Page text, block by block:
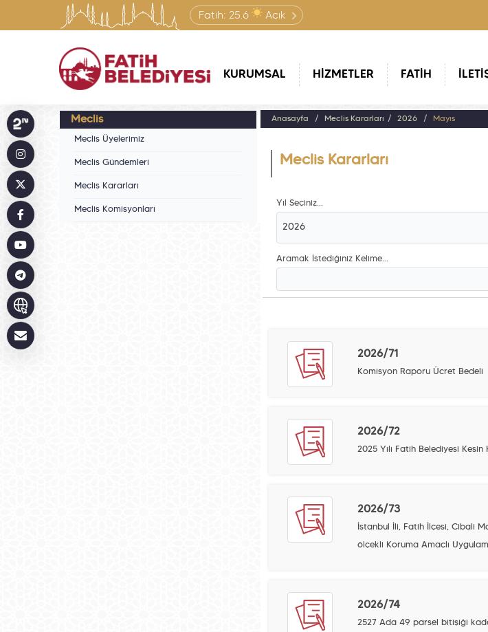
Fatih: 25.6 Açık
KURUMSAL HİZMETLER FATİH
Meclis
Meclis Üyelerimiz
Meclis Gündemleri
Meclis Kararları
Meclis Komisyonları
Anasayfa Meclis Kararları 2026 Mayıs
Meclis Kararları
Yıl Seçiniz...
2026
Aramak İstediğiniz Kelime...
2026/71
Komisyon Raporu Ücret Bedeli
2026/72
2025 Yılı Fatih Belediyesi Kesin
2026/73
İstanbul İli, Fatih İlçesi, Cibali
ölçekli Koruma Amaçlı
2026/74
2527 Ada 49 parsel bitişiği